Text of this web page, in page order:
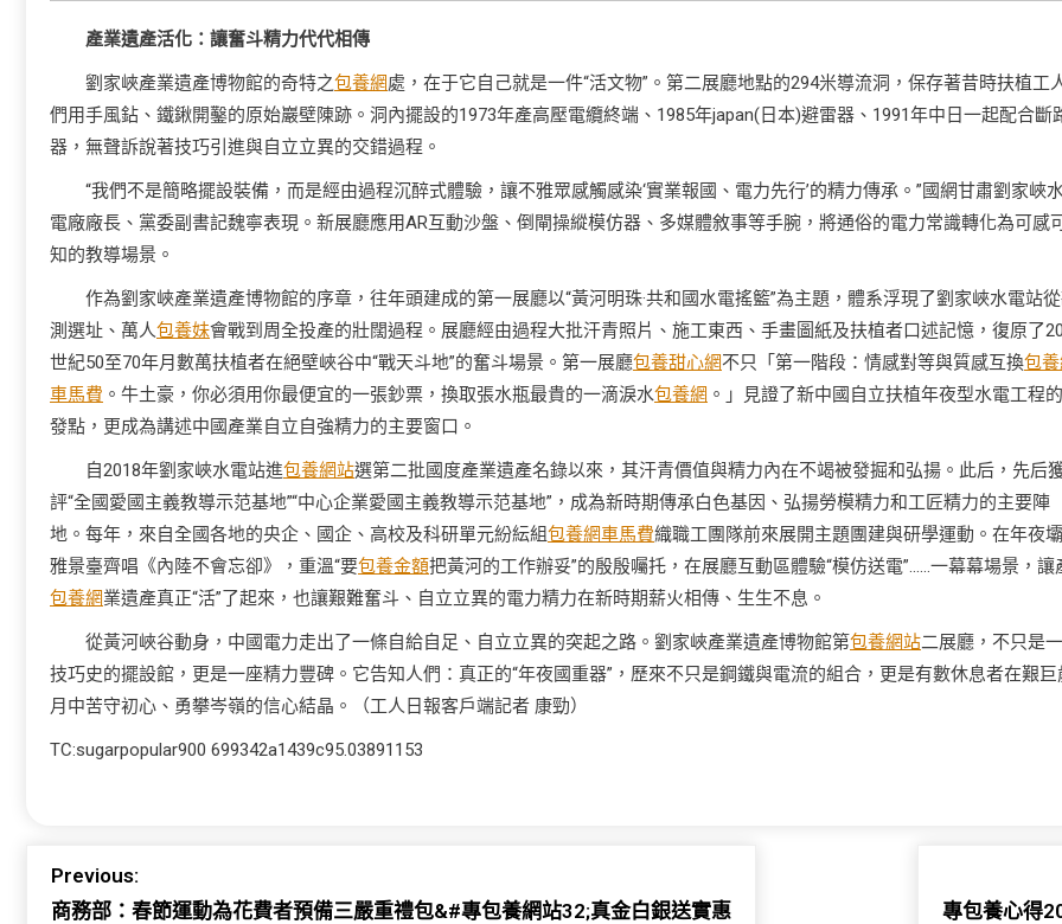
產業遺產活化：讓奮斗精力代代相傳
劉家峽產業遺產博物館的奇特之包養網處，在于它自己就是一件“活文物”。第二展廳地點的294米導流洞，保存著昔時扶植工
們用手風鉆、鐵鍬開鑿的原始巖壁陳跡。洞內擺設的1973年產高壓電纜終端、1985年japan(日本)避雷器、1991年中日一起配合斷
器，無聲訴說著技巧引進與自立立異的交錯過程。
“我們不是簡略擺設裝備，而是經由過程沉醉式體驗，讓不雅眾感觸感染‘實業報國、電力先行’的精力傳承。”國網甘肅劉家峽
電廠廠長、黨委副書記魏寧表現。新展廳應用AR互動沙盤、倒閘操縱模仿器、多媒體敘事等手腕，將通俗的電力常識轉化為可感
知的教導場景。
作為劉家峽產業遺產博物館的序章，往年頭建成的第一展廳以“黃河明珠·共和國水電搖籃”為主題，體系浮現了劉家峽水電站
測選址、萬人包養妹會戰到周全投產的壯闊過程。展廳經由過程大批汗青照片、施工東西、手畫圖紙及扶植者口述記憶，復原了20
世紀50至70年月數萬扶植者在絕壁峽谷中“戰天斗地”的奮斗場景。第一展廳包養甜心網不只「第一階段：情感對等與質感互換包養
車馬費 。牛土豪，你必須用你最便宜的一張鈔票，換取張水瓶最貴的一滴淚水包養網 。」見證了新中國自立扶植年夜型水電工程
發點，更成為講述中國產業自立自強精力的主要窗口。
自2018年劉家峽水電站進包養網站選第二批國度產業遺產名錄以來，其汗青價值與精力內在不竭被發掘和弘揚。此后，先后
評“全國愛國主義教導示范基地”“中心企業愛國主義教導示范基地”，成為新時期傳承白色基因、弘揚勞模精力和工匠精力的主要陣
地。每年，來自全國各地的央企、國企、高校及科研單元紛紜組包養網車馬費織職工團隊前來展開主題團建與研學運動。在年夜
雅景臺齊唱《內陸不會忘卻》，重溫“要包養金額把黃河的工作辦妥”的殷殷囑托，在展廳互動區體驗“模仿送電”……一幕幕場景，讓
包養網業遺產真正“活”了起來，也讓艱難奮斗、自立立異的電力精力在新時期薪火相傳、生生不息。
從黃河峽谷動身，中國電力走出了一條自給自足、自立立異的突起之路。劉家峽產業遺產博物館第包養網站二展廳，不只是
技巧史的擺設館，更是一座精力豐碑。它告知人們：真正的“年夜國重器”，歷來不只是鋼鐵與電流的組合，更是有數休息者在艱巨
月中苦守初心、勇攀岑嶺的信心結晶。（工人日報客戶端記者 康勁）
TC:sugarpopular900 699342a1439c95.03891153
Previous:
商務部：春節運動為花費者預備三嚴重禮包&#專包養網站32;真金白銀送實惠
專包養心得